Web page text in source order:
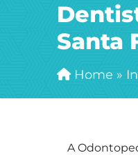
Santa
Home »
A